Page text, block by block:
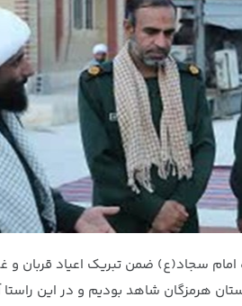
سجاد(ع) ضمن تبریک اعیاد قربان و
هرمزگان شاهد بودیم و در این